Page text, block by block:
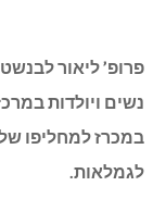
פרופ’ ליאור
נשים ויולדות
במכרז למחליפו
לגמלאות.